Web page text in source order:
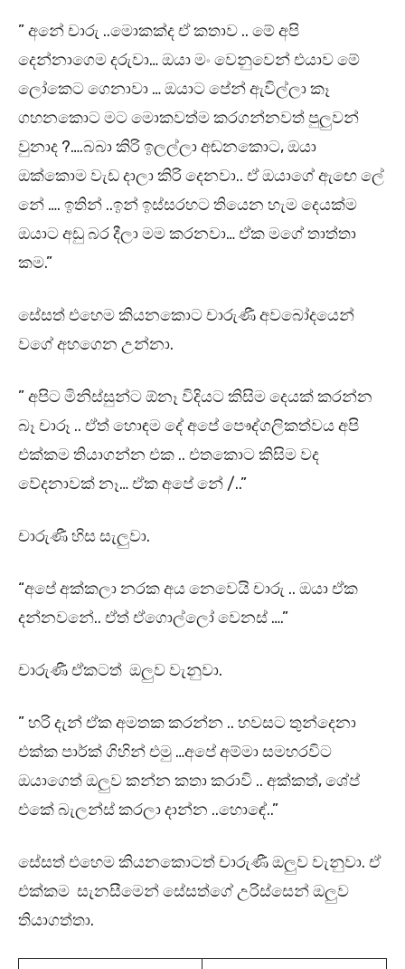
” අනේ චාරු ..මොකක්ද ඒ කතාව .. මේ අපි
දෙන්නාගෙම දරුවා… ඔයා මං වෙනුවෙන් එයාව මේ
ලෝකෙට ගෙනාවා … ඔයාට පේන් ඇවිල්ලා කෑ
ගහනකොට මට මොකවත්ම කරගන්නවත් පුලුවන්
වුනාද ?….බබා කිරි ඉලල්ලා අඬනකොට, ඔයා
ඔක්කොම වැඩ දාලා කිරි දෙනවා.. ඒ ඔයාගේ ඇඟෙ ලේ
නේ …. ඉතින් ..ඉන් ඉස්සරහට තියෙන හැම දෙයක්ම
ඔයාට අඩු බර දීලා මම කරනවා… ඒක මගේ තාත්තා
කම.”
සේසත් එහෙම කියනකොට චාරුණී අවබෝදයෙන්
වගේ අහගෙන උන්නා.
” අපිට මිනිස්සුන්ට ඕනෑ විදියට කිසිම දෙයක් කරන්න
බෑ චාරූ .. ඒත් හොඳම දේ අපේ පෞද්ගලිකත්වය අපි
එක්කම තියාගන්න එක .. එතකොට කිසිම වද
වේදනාවක් නෑ… ඒක අපේ නේ /..”
චාරුණී හිස සැලුවා.
“අපේ අක්කලා නරක අය නෙවෙයි චාරු .. ඔයා ඒක
දන්නවනේ.. ඒත් ඒගොල්ලෝ වෙනස් ….”
චාරුණී ඒකටත් ඔලුව වැනුවා.
” හරි දැන් ඒක අමතක කරන්න .. හවසට තුන්දෙනා
එක්ක පාර්ක් ගිහින් එමු …අපේ අම්මා සමහරවිට
ඔයාගෙත් ඔලුව කන්න කතා කරාවි .. අක්කත්, ශේප්
එකේ බැලන්ස් කරලා දාන්න ..හොඳේ..”
සේසත් එහෙම කියනකොටත් චාරුණී ඔලුව වැනුවා. ඒ
එක්කම සැනසීමෙන් සේසත්ගේ උරිස්සෙන් ඔලුව
තියාගත්තා.